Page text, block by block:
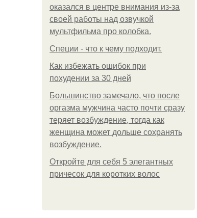
оказался в центре внимания из-за
своей работы над озвучкой
мультфильма про колобка.
Специи - что к чему подходит.
Как избежать ошибок при
похудении за 30 дней
Большинство замечало, что после
оргазма мужчина часто почти сразу
теряет возбуждение, тогда как
женщина может дольше сохранять
возбуждение.
Откройте для себя 5 элегантных
причесок для коротких волос